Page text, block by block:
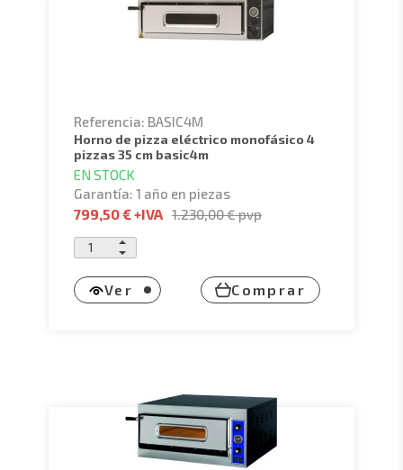
Referencia: BASIC4M
horno de pizza eléctrico monofásico 4
pizzas 35 cm basic4m
EN STOCK
Garantía: 1 año en piezas
799,50 €+IVA 1.230,00 €pvp
Ver Comprar